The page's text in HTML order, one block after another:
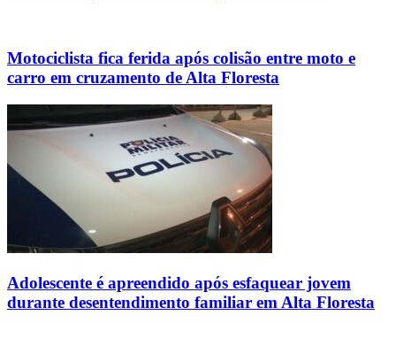
Motociclista fica ferida após colisão entre moto e
carro em cruzamento de Alta Floresta
Adolescente é apreendido após esfaquear jovem
durante desentendimento familiar em Alta Floresta